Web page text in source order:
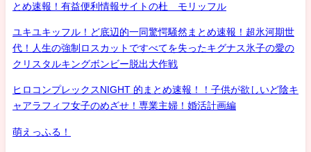
とめ速報！有益便利情報サイトの杜 モリッフル
ユキユキッフル！ど底辺的一同驚愕騒然まとめ速報！超氷河期世
代！人生の強制ロスカットですべてを失ったキグナス氷子の愛の
クリスタルキングボンビー脱出大作戦
ヒロコンプレックスNIGHT 的まとめ速報！！子供が欲しいど陰キ
ャアラフィフ女子のめざせ！専業主婦！婚活計画編
萌えっふる！